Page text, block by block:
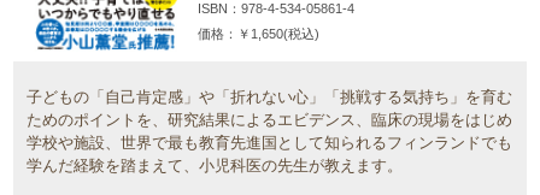
ISBN
978-4-534-05861-4
価格
￥1,650(税込)
子どもの「自己肯定感」や「折れない心」「挑戦する気持ち」を育む
ためのポイントを、研究結果によるエビデンス、臨床の現場をはじめ
学校や施設、世界で最も教育先進国として知られるフィンランドでも
学んだ経験を踏まえて、小児科医の先生が教えます。